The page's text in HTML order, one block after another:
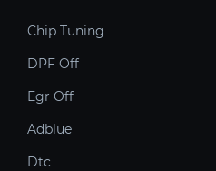
Chip Tuning
DPF Off
Egr Off
Adblue
Dtc